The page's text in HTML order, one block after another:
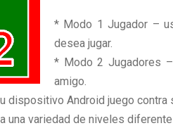
* Modo 1 Jugador –
desea jugar.
* Modo 2 Jugadores
amigo.
dispositivo Android juego contra
una variedad de niveles